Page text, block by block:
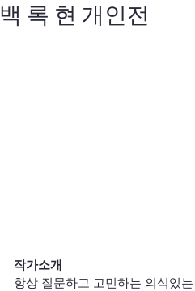
백 록 현 개인전
작가소개
항상 질문하고 고민하는 의식있